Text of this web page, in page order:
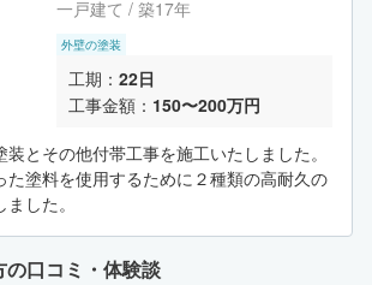
一戸建て / 築17年
外壁の塗装
工期： 22日
工事金額： 150〜200万円
とその他付帯工事を施工いたしました。
た塗料を使用するために２種類の高耐久の
した。
口コミ・体験談